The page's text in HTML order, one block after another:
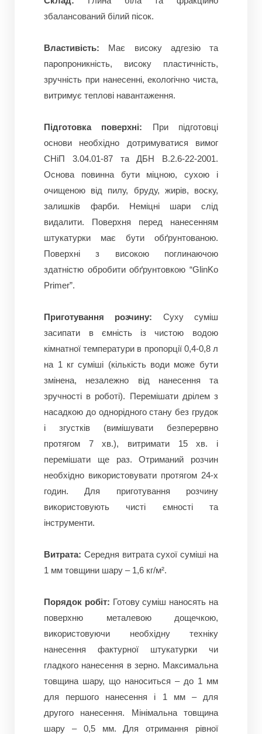
збалансований білий пісок.
Властивість: Має високу адгезію та
паропроникність, високу пластичність,
зручність при нанесенні, екологічно чиста,
витримує теплові навантаження.
Підготовка поверхні: При підготовці
основи необхідно дотримуватися вимог
СНіП 3.04.01-87 та ДБН В.2.6-22-2001.
Основа повинна бути міцною, сухою і
очищеною від пилу, бруду, жирів, воску,
залишків фарби. Неміцні шари слід
видалити. Поверхня перед нанесенням
штукатурки має бути обґрунтованою.
Поверхні з високою поглинаючою
здатністю обробити обґрунтовкою “GlinKo
Primer”.
Приготування розчину: Суху суміш
засипати в ємність із чистою водою
кімнатної температури в пропорції 0,4-0,8 л
на 1 кг суміші (кількість води може бути
змінена, незалежно від нанесення та
зручності в роботі). Перемішати дрілем з
насадкою до однорідного стану без грудок
і згустків (вимішувати безперервно
протягом 7 хв.), витримати 15 хв. і
перемішати ще раз.Отриманий розчин
необхідно використовувати протягом 24-х
годин.Для приготування розчину
використовують чисті ємності та
інструменти.
Витрата: Середня витрата сухої суміші на
1 мм товщини шару – 1,6 кг/м².
Порядок робіт: Готову суміш наносять на
поверхню металевою дощечкою,
використовуючи необхідну техніку
нанесення фактурної штукатурки чи
гладкого нанесення в зерно. Максимальна
товщина шару, що наноситься – до 1 мм
для першого нанесення і 1 мм – для
другого нанесення. Мінімальна товщина
шару – 0,5 мм.Для отримання рівної